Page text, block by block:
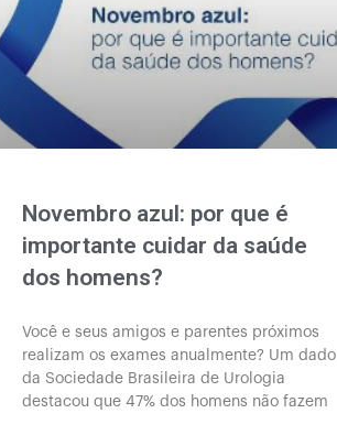
Novembro azul: por que é
importante cuidar da saúde
dos homens?
Você e seus amigos e parentes próximos
realizam os exames anualmente? Um dado
da Sociedade Brasileira de Urologia
destacou que 47% dos homens não fazem